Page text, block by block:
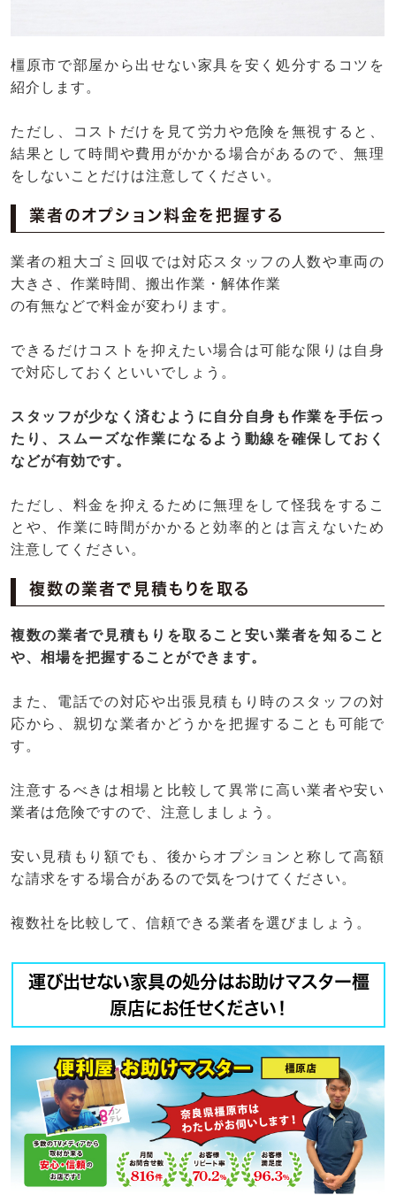
橿原市で部屋から出せない家具を安く処分するコツを
紹介します。
ただし、コストだけを見て労力や危険を無視すると、
結果として時間や費用がかかる場合があるので、無理
をしないことだけは注意してください。
業者のオプション料金を把握する
業者の粗大ゴミ回収では対応スタッフの人数や車両の
大きさ、作業時間、搬出作業・解体作業
の有無などで料金が変わります。
できるだけコストを抑えたい場合は可能な限りは自身
で対応しておくといいでしょう。
スタッフが少なく済むように自分自身も作業を手伝っ
たり、スムーズな作業になるよう動線を確保しておく
などが有効です。
ただし、料金を抑えるために無理をして怪我をするこ
とや、作業に時間がかかると効率的とは言えないため
注意してください。
複数の業者で見積もりを取る
複数の業者で見積もりを取ること安い業者を知ること
や、相場を把握することができます。
また、電話での対応や出張見積もり時のスタッフの対
応から、親切な業者かどうかを把握することも可能で
す。
注意するべきは相場と比較して異常に高い業者や安い
業者は危険ですので、注意しましょう。
安い見積もり額でも、後からオプションと称して高額
な請求をする場合があるので気をつけてください。
複数社を比較して、信頼できる業者を選びましょう。
運び出せない家具の処分はお助けマスター橿
原店にお任せください！